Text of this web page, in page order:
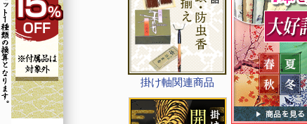
掛け軸関連商品